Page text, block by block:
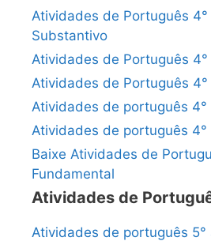
Atividades de Português 4°
Substantivo
Atividades de Português
Atividades de Português 4°
Atividades de português
Atividades de português
Baixe Atividades de
Fundamental
Atividades de
Atividades de português 5°